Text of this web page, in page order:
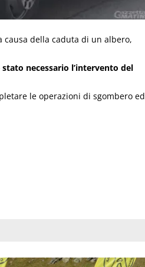
causa della caduta di un albero,
stato necessario l’intervento del
le operazioni di sgombero ed